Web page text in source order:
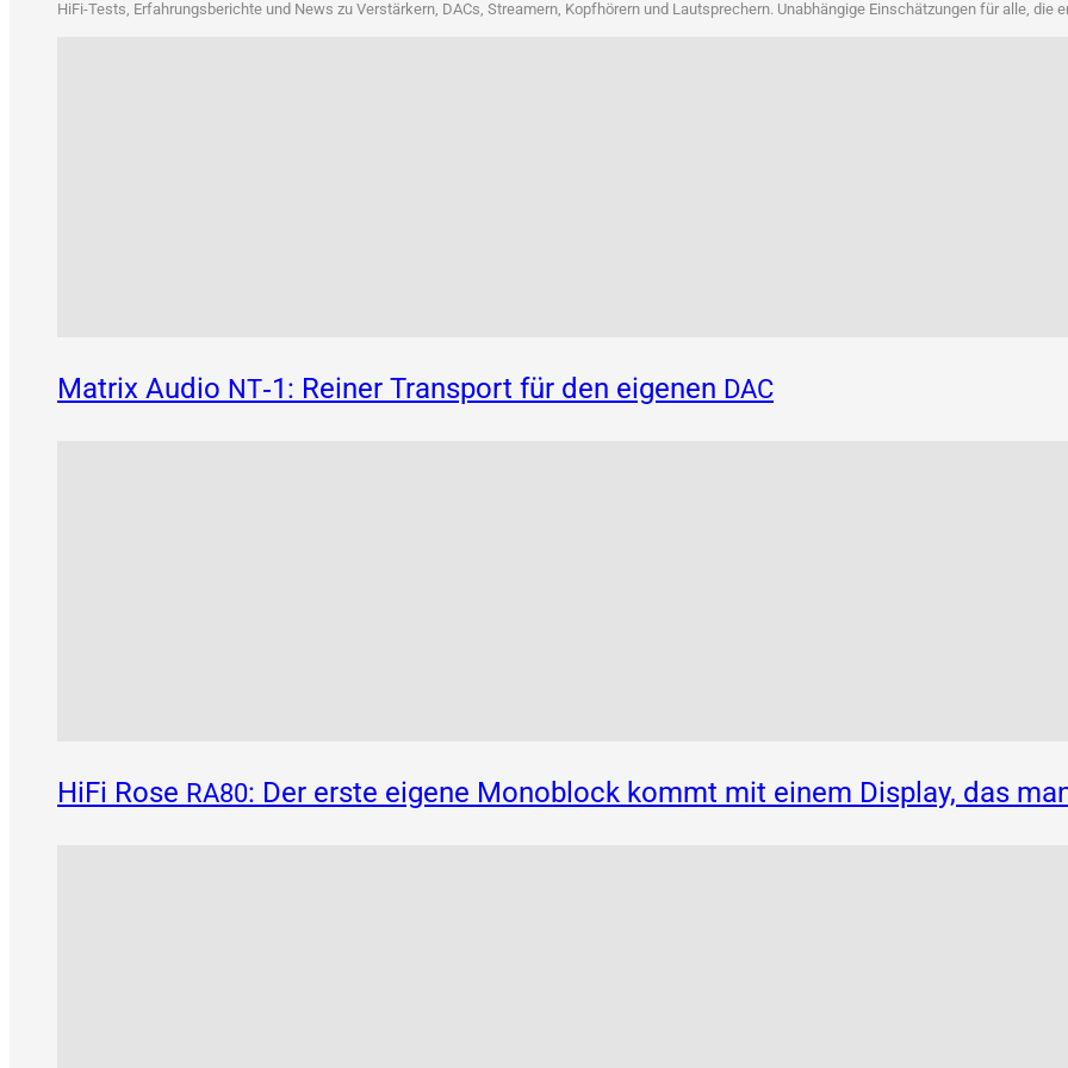
HiFi-Tests, Erfah­rungs­be­rich­te und News zu Ver­stär­kern, DACs, Strea­mern, Kopf­hö­rern und Laut­spre­chern. Unab­hän­gi­ge Ein­schät­zun­gen für alle, die
Matrix Audio NT‑1: Reiner Transport für den eigenen DAC
HiFi Rose RA80: Der erste eigene Monoblock kommt mit einem Display, das